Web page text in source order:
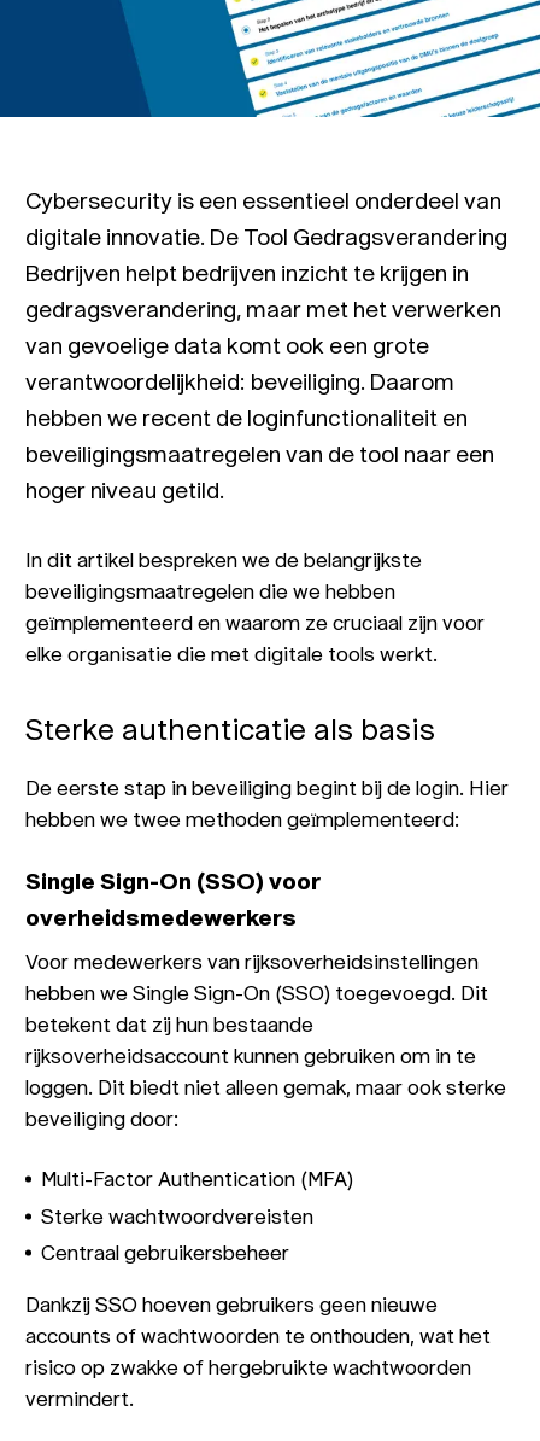
Cybersecurity is een essentieel onderdeel van
digitale innovatie. De Tool Gedragsverandering
Bedrijven helpt bedrijven inzicht te krijgen in
gedragsverandering, maar met het verwerken
van gevoelige data komt ook een grote
verantwoordelijkheid: beveiliging. Daarom
hebben we recent de loginfunctionaliteit en
beveiligingsmaatregelen van de tool naar een
hoger niveau getild.
In dit artikel bespreken we de belangrijkste
beveiligingsmaatregelen die we hebben
geïmplementeerd en waarom ze cruciaal zijn voor
elke organisatie die met digitale tools werkt.
Sterke authenticatie als basis
De eerste stap in beveiliging begint bij de login. Hier
hebben we twee methoden geïmplementeerd:
Single Sign-On (SSO) voor
overheidsmedewerkers
Voor medewerkers van rijksoverheidsinstellingen
hebben we Single Sign-On (SSO) toegevoegd. Dit
betekent dat zij hun bestaande
rijksoverheidsaccount kunnen gebruiken om in te
loggen. Dit biedt niet alleen gemak, maar ook sterke
beveiliging door:
Multi-Factor Authentication (MFA)
Sterke wachtwoordvereisten
Centraal gebruikersbeheer
Dankzij SSO hoeven gebruikers geen nieuwe
accounts of wachtwoorden te onthouden, wat het
risico op zwakke of hergebruikte wachtwoorden
vermindert.